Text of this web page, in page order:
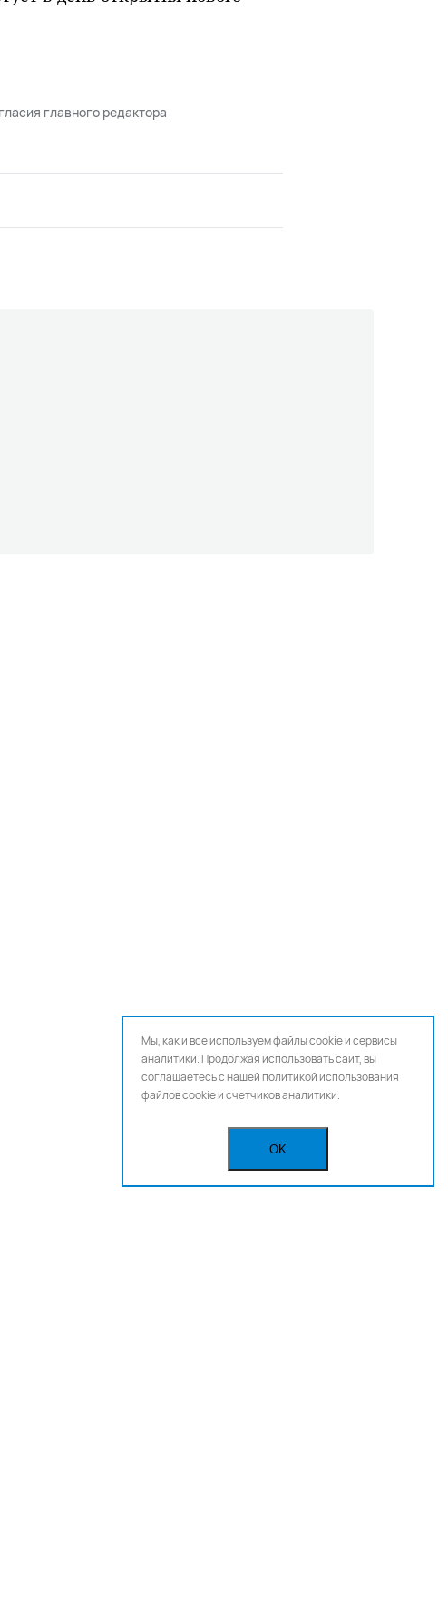
главного редактора
Мы, как и все используем файлы cookie и сервисы
аналитики. Продолжая использовать сайт, вы
соглашаетесь с нашейполитикой использования
файлов cookie и счетчиков аналитики.
OK